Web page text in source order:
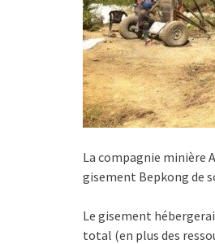
La compagnie minière
gisement Bepkong de
Le gisement
total (en plus des